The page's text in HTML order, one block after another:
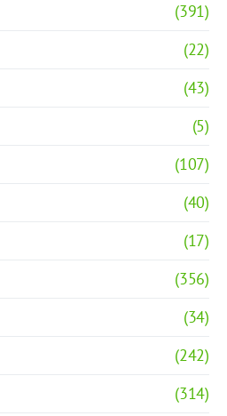
(391)
(22)
(43)
(5)
(107)
(40)
(17)
(356)
(34)
(242)
(314)